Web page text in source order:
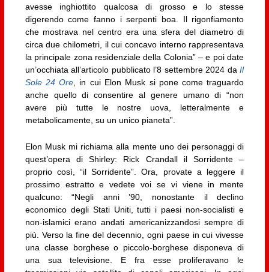
avesse inghiottito qualcosa di grosso e lo stesse
digerendo come fanno i serpenti boa. Il rigonfiamento
che mostrava nel centro era una sfera del diametro di
circa due chilometri, il cui concavo interno rappresentava
la principale zona residenziale della Colonia” – e poi date
un’occhiata all’articolo pubblicato l’8 settembre 2024 daIl
Sole 24 Ore, in cui Elon Musk si pone come traguardo
anche quello di consentire al genere umano di “non
avere più tutte le nostre uova, letteralmente e
metabolicamente, su un unico pianeta”.
Elon Musk mi richiama alla mente uno dei personaggi di
quest’opera di Shirley: Rick Crandall il Sorridente –
proprio così, “il Sorridente”. Ora, provate a leggere il
prossimo estratto e vedete voi se vi viene in mente
qualcuno: “Negli anni ’90, nonostante il declino
economico degli Stati Uniti, tutti i paesi non-socialisti e
non-islamici erano andati americanizzandosi sempre di
più. Verso la fine del decennio, ogni paese in cui vivesse
una classe borghese o piccolo-borghese disponeva di
una sua televisione. E fra esse proliferavano le